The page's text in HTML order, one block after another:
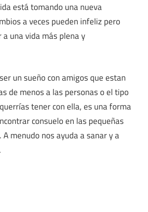
está tomando una nueva
a veces pueden infeliz pero
a una vida más plena y
un sueño con amigos que estan
de menos a las personas o el tipo
tener con ella, es una forma
consuelo en las pequeñas
A menudo nos ayuda a sanar y a